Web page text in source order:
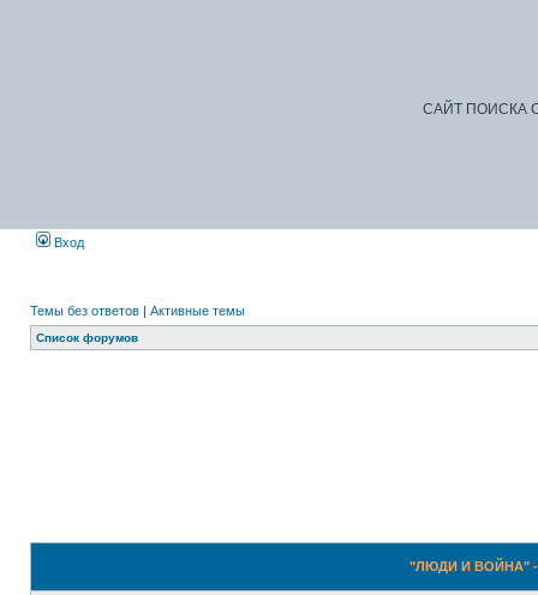
САЙТ ПОИСКА
Вход
Темы без ответов | Активные темы
Список форумов
"ЛЮДИ И ВОЙНА" -